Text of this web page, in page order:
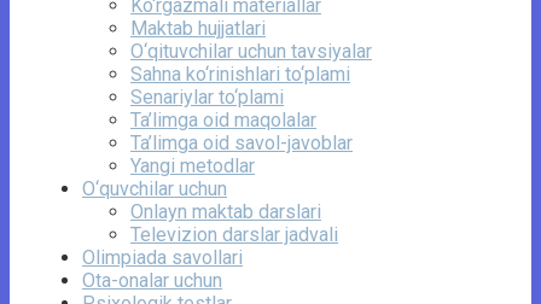
Ko‘rgazmali materiallar
Maktab hujjatlari
O‘qituvchilar uchun tavsiyalar
Sahna ko‘rinishlari to‘plami
Senariylar to‘plami
Ta’limga oid maqolalar
Ta’limga oid savol-javoblar
Yangi metodlar
O‘quvchilar uchun
Onlayn maktab darslari
Televizion darslar jadvali
Olimpiada savollari
Ota-onalar uchun